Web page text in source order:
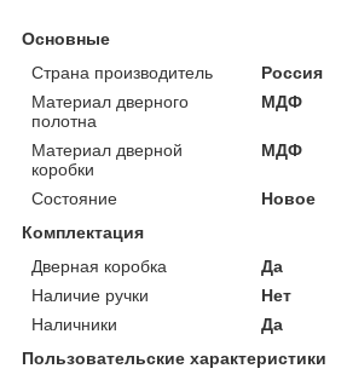
Основные
Страна производитель
Россия
Материал дверного
полотна
МДФ
Материал дверной
коробки
МДФ
Состояние
Новое
Комплектация
Дверная коробка
Да
Наличие ручки
Нет
Наличники
Да
Пользовательские характеристики